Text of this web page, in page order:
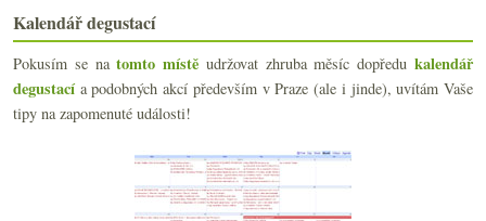
Rober Parker, Fabig, Čína a celebrity oranžáda
►června(22)
►května(19)
►dubna(20)
►března(22)
Kalendář degustací
Pokusím se natomto místě udržovat zhruba měsíc dopředukalendář
degustacía podobných akcí především v Praze (ale i jinde), uvítám Vaše
tipy na zapomenuté události!